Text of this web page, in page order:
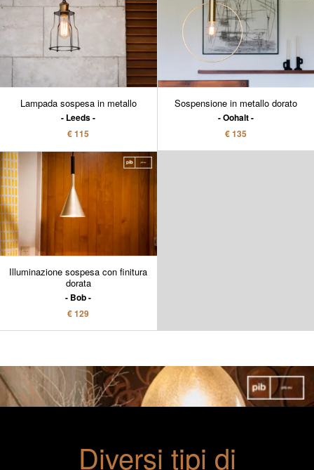
Lampada sospesa in metallo
Leeds
€ 115
Sospensione in metallo dorato
Oohalt
€ 135
Illuminazione sospesa con finitura
dorata
Bob
€ 129
Diversi tipi di